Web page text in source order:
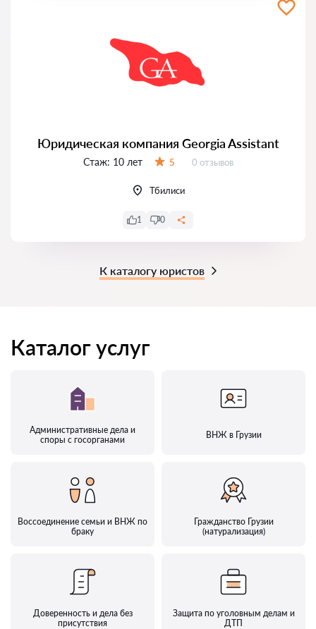
Юридическая компания Georgia Assistant
Стаж: 10 лет 5 Отзывов:
0 отзывов
Тбилиси
1 0
К каталогу юристов
Каталог услуг
Административные дела и
споры с госорганами
ВНЖ в Грузии
Воссоединение семьи и ВНЖ по
браку
Гражданство Грузии
(натурализация)
Доверенность и дела без
присутствия
Защита по уголовным делам и
ДТП